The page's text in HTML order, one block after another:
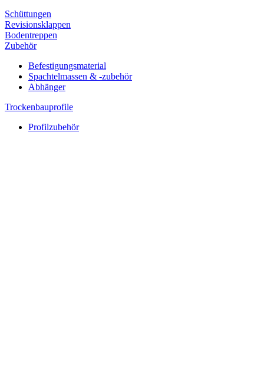
Schüttungen
Revisionsklappen
Bodentreppen
Zubehör
Befestigungsmaterial
Spachtelmassen & -zubehör
Abhänger
Trockenbauprofile
Profilzubehör